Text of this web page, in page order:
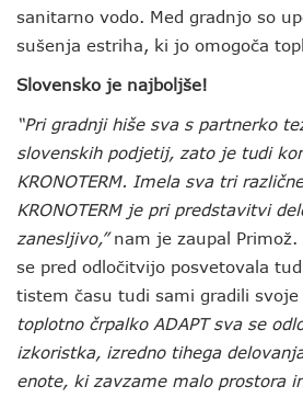
sanitarno vodo. Med gradnjo so
sušenja estriha, ki jo omogoča
Slovensko je najboljše!
“Pri gradnji hiše sva s partnerko
slovenskih podjetij, zato je tudi
KRONOTERM. Imela sva tri
KRONOTERMje pri predstavitvi
zanesljivo,”nam je zaupal
se pred odločitvijo posvetovala
tistem času tudi sami gradili svoje
toplotno črpalko ADAPT sva se
izkoristka, izredno tihega
enote, ki zavzame malo prostora